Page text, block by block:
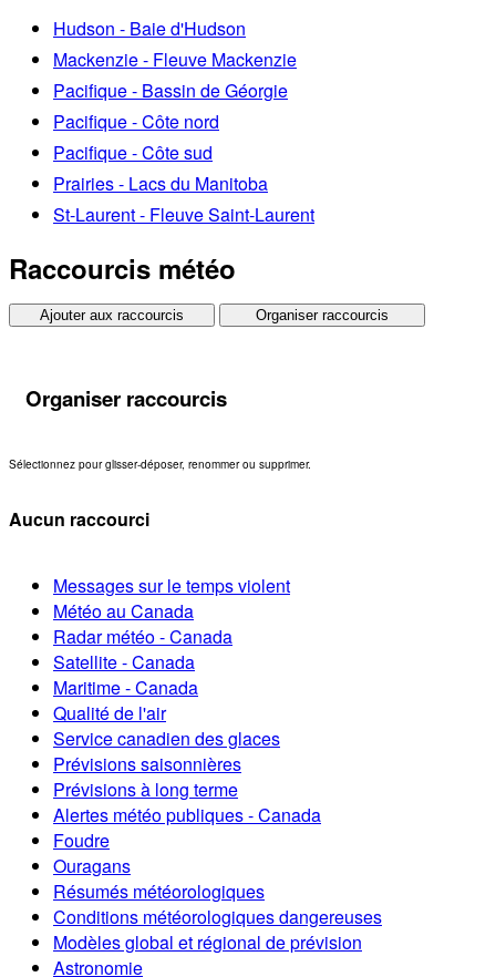
Hudson - Baie d'Hudson
Mackenzie - Fleuve Mackenzie
Pacifique - Bassin de Géorgie
Pacifique - Côte nord
Pacifique - Côte sud
Prairies - Lacs du Manitoba
St-Laurent - Fleuve Saint-Laurent
Raccourcis météo
Ajouter aux raccourcis Organiser raccourcis
Organiser raccourcis
Sélectionnez pour glisser-déposer, renommer ou supprimer.
Aucun raccourci
Messages sur le temps violent
Météo au Canada
Radar météo - Canada
Satellite - Canada
Maritime - Canada
Qualité de l'air
Service canadien des glaces
Prévisions saisonnières
Prévisions à long terme
Alertes météo publiques - Canada
Foudre
Ouragans
Résumés météorologiques
Conditions météorologiques dangereuses
Modèles global et régional de prévision
Astronomie